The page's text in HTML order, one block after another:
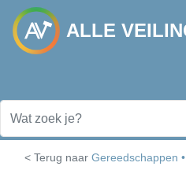
ALLE
< Terug naar Gereedschappen